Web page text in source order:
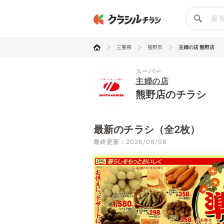
三重県 熊野市 主婦の店 熊野店
スーパー
主婦の店
熊野店のチラシ
最新のチラシ（全2枚）
最終更新：2026/08/06